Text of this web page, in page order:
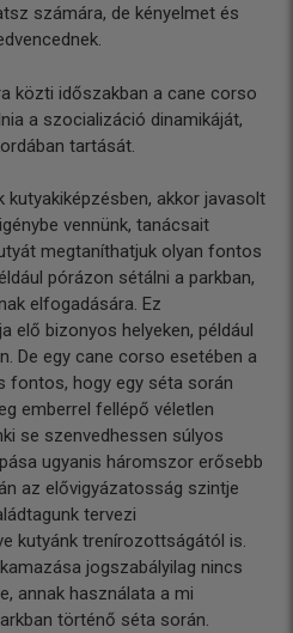
számára, de kényelmet és
közti időszakban a cane corso
a szocializáció dinamikáját,
tartását.
kutyakiképzésben, akkor javasolt
vennünk, tanácsait
megtaníthatjuk olyan fontos
pórázon sétálni a parkban,
elfogadására. Ez
elő bizonyos helyeken, például
De egy cane corso esetében a
fontos, hogy egy séta során
emberrel fellépő véletlen
se szenvedhessen súlyos
ugyanis háromszor erősebb
az elővigyázatosság szintje
tervezi
kutyánk trenírozottságától is.
jogszabályilag nincs
annak használata a mi
történő séta során.